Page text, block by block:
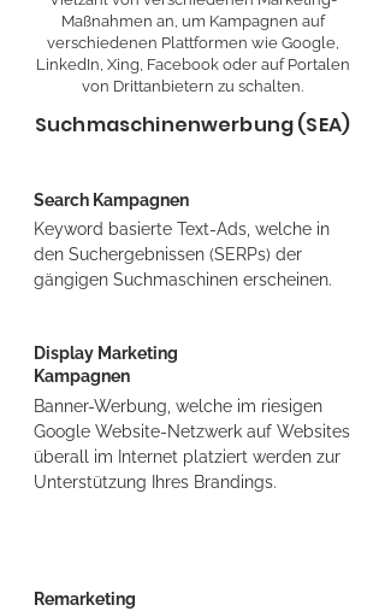
Maßnahmen an, um Kampagnen auf
verschiedenen Plattformen wie Google,
LinkedIn, Xing, Facebook oder auf Portalen
von Drittanbietern zu schalten.
Suchmaschinenwerbung (SEA)
Search Kampagnen
Keyword basierte Text-Ads, welche in
den Suchergebnissen (SERPs) der
gängigen Suchmaschinen erscheinen.
Display Marketing
Kampagnen
Banner-Werbung, welche im riesigen
Google Website-Netzwerk auf Websites
überall im Internet platziert werden zur
Unterstützung Ihres Brandings.
Remarketing